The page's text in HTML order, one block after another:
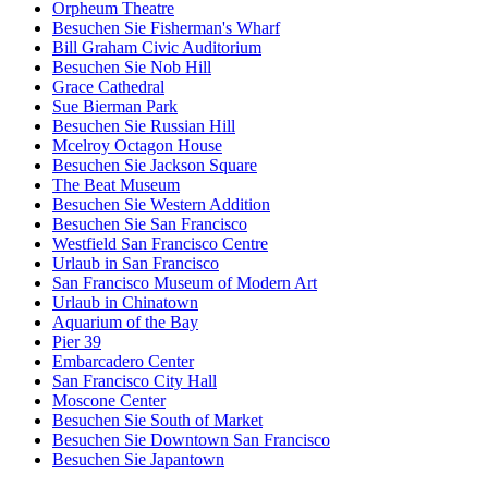
Orpheum Theatre
Besuchen Sie Fisherman's Wharf
Bill Graham Civic Auditorium
Besuchen Sie Nob Hill
Grace Cathedral
Sue Bierman Park
Besuchen Sie Russian Hill
Mcelroy Octagon House
Besuchen Sie Jackson Square
The Beat Museum
Besuchen Sie Western Addition
Besuchen Sie San Francisco
Westfield San Francisco Centre
Urlaub in San Francisco
San Francisco Museum of Modern Art
Urlaub in Chinatown
Aquarium of the Bay
Pier 39
Embarcadero Center
San Francisco City Hall
Moscone Center
Besuchen Sie South of Market
Besuchen Sie Downtown San Francisco
Besuchen Sie Japantown